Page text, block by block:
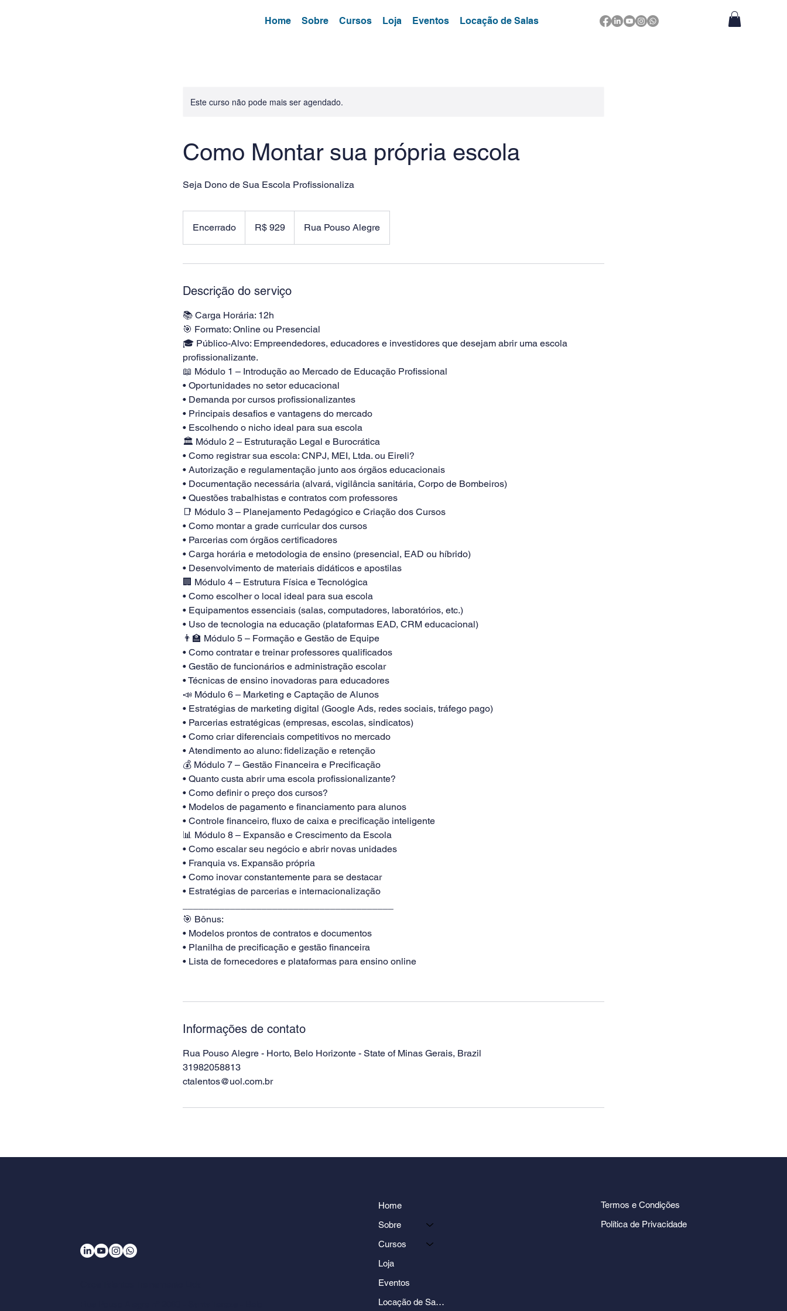
Home Sobre Cursos Loja Eventos Locação de Salas
Este curso não pode mais ser agendado.
Como Montar sua própria escola
Seja Dono de Sua Escola Profissionaliza
Encerrado
n
a
d
o
brasileiros
R$ 929 Rua Pouso Alegre
Descrição do serviço
📚 Carga Horária: 12h
🎯 Formato: Online ou Presencial
🎓 Público-Alvo: Empreendedores, educadores e investidores que desejam abrir uma escola
profissionalizante.
📖 Módulo 1 – Introdução ao Mercado de Educação Profissional
• Oportunidades no setor educacional
• Demanda por cursos profissionalizantes
• Principais desafios e vantagens do mercado
• Escolhendo o nicho ideal para sua escola
🏛 Módulo 2 – Estruturação Legal e Burocrática
• Como registrar sua escola: CNPJ, MEI, Ltda. ou Eireli?
• Autorização e regulamentação junto aos órgãos educacionais
• Documentação necessária (alvará, vigilância sanitária, Corpo de Bombeiros)
• Questões trabalhistas e contratos com professores
📑 Módulo 3 – Planejamento Pedagógico e Criação dos Cursos
• Como montar a grade curricular dos cursos
• Parcerias com órgãos certificadores
• Carga horária e metodologia de ensino (presencial, EAD ou híbrido)
• Desenvolvimento de materiais didáticos e apostilas
🏢 Módulo 4 – Estrutura Física e Tecnológica
• Como escolher o local ideal para sua escola
• Equipamentos essenciais (salas, computadores, laboratórios, etc.)
• Uso de tecnologia na educação (plataformas EAD, CRM educacional)
👨🏫 Módulo 5 – Formação e Gestão de Equipe
• Como contratar e treinar professores qualificados
• Gestão de funcionários e administração escolar
• Técnicas de ensino inovadoras para educadores
📣 Módulo 6 – Marketing e Captação de Alunos
• Estratégias de marketing digital (Google Ads, redes sociais, tráfego pago)
• Parcerias estratégicas (empresas, escolas, sindicatos)
• Como criar diferenciais competitivos no mercado
• Atendimento ao aluno: fidelização e retenção
💰 Módulo 7 – Gestão Financeira e Precificação
• Quanto custa abrir uma escola profissionalizante?
• Como definir o preço dos cursos?
• Modelos de pagamento e financiamento para alunos
• Controle financeiro, fluxo de caixa e precificação inteligente
📊 Módulo 8 – Expansão e Crescimento da Escola
• Como escalar seu negócio e abrir novas unidades
• Franquia vs. Expansão própria
• Como inovar constantemente para se destacar
• Estratégias de parcerias e internacionalização
🎯 Bônus:
• Modelos prontos de contratos e documentos
• Planilha de precificação e gestão financeira
• Lista de fornecedores e plataformas para ensino online
Informações de contato
Rua Pouso Alegre - Horto, Belo Horizonte - State of Minas Gerais, Brazil
31982058813
ctalentos@uol.com.br
Home
Sobre
Cursos
Loja
Eventos
Locação de Salas
Termos e Condições
Política de Privacidade